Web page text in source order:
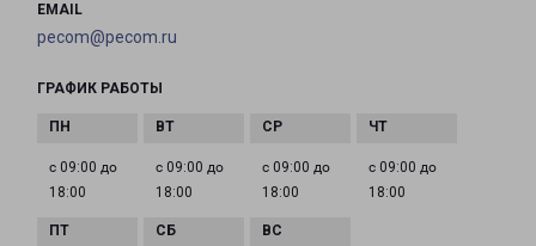
EMAIL
pecom@pecom.ru
ГРАФИК РАБОТЫ
с 09:00 до
18:00
с 09:00 до
18:00
с 09:00 до
18:00
с 09:00 до
18:00